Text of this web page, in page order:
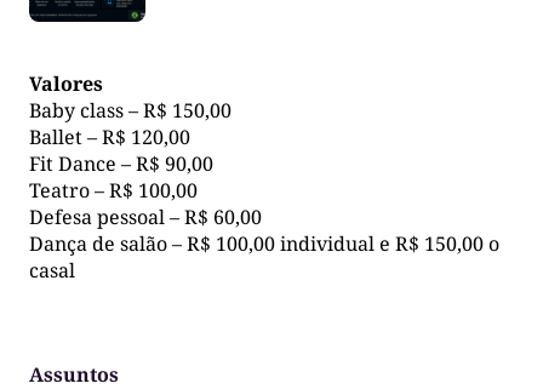
Valores
Baby class – R$ 150,00
Ballet – R$ 120,00
Fit Dance – R$ 90,00
Teatro – R$ 100,00
Defesa pessoal – R$ 60,00
Dança de salão – R$ 100,00 individual e R$ 150,00 o
casal
Assuntos